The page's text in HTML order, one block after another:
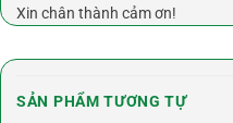
Xin chân thành cảm ơn!
SẢN PHẨM TƯƠNG TỰ